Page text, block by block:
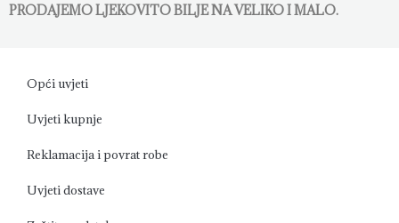
PRODAJEMO LJEKOVITO BILJE NA VELIKO I MALO.
Opći uvjeti
Uvjeti kupnje
Reklamacija i povrat robe
Uvjeti dostave